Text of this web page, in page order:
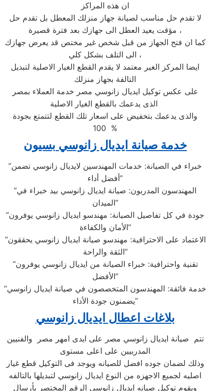
ان هذه المراكز
لا تقدم حل مناسب لصيانة جهاز منزلك المعطل بل تقدم حل
مؤقت يعيد العطل الى جهازك بعد فترة قصيرة ،
كما ان فتح الجهاز من قبل شخص غير مختص قد يعرض جهازك
الى التلف بشكل كلي ،
ايضا المركز الغير معتمد لا يقدم القطع الغيار الاصلية لتبديل
التالفة بجهاز منزلك
على عكس توكيل ايديال زانوسي مصر خدمة العملاء بمصر
الذى يدعمك بالقطع الغيار الاصلية
والذى يدعمك بتخفيض على اسعار تلك القطع لتتمتع بجودة
100 %
خدمة صيانة ايديال زانوسي بسيون
“خبراء في الصيانة: خدمات المهندسين لايديال زانوسي تضمن
أفضل أداء”
“المهندسون المدربون: صيانة ايديال زانوسي بيد خبراء في
الميدان”
“جودة في كل تفاصيل الصيانة: مهندسو ايديال زانوسي يوفرون
الأمان والكفاءة”
“الاعتماد على الاحترافية: مهندسو صيانة ايديال زانوسي يحققون
الثقة والراحة”
“تقنية واحترافية: خبراء الصيانة من ايديال زانوسي يوفرون
الأفضل”
“خدمة فائقة: المهندسون المتخصصون في صيانة ايديال زانوسي
يضمنون جودة الأداء”
بلاغات اعطال ايديال زانوسي
تتم صيانة ايديال زانوسي مصر على ايدى امهر مصر والفنيين
المدربيين على اعلى مستوى
وذلك لضمان جوده افضل للصيانه ويوجد فى التوكيل قطع غيار
اصليه لجميع الاجهزه من النوع ايديال زانوسي لتبديلها بالتالفه
ويقوم توكيل صيانه ايديال زانوسي الرقم المختصر بأرسال